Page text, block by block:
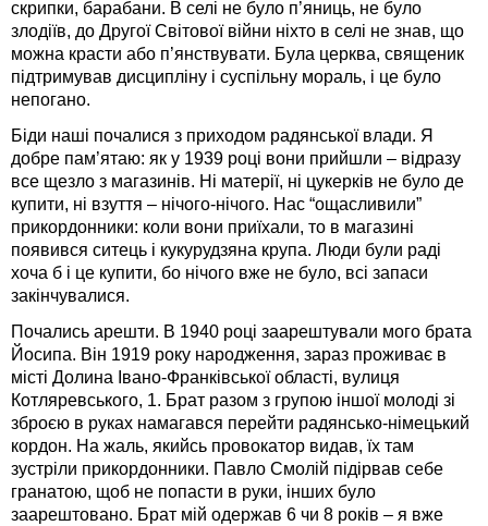
скрипки, барабани. В селі не було п’яниць, не було
злодіїв, до Другої Світової війни ніхто в селі не знав, що
можна красти або п’янствувати. Була церква, священик
підтримував дисципліну і суспільну мораль, і це було
непогано.
Біди наші почалися з приходом радянської влади. Я
добре пам’ятаю: як у 1939 році вони прийшли – відразу
все щезло з магазинів. Ні матерії, ні цукерків не було де
купити, ні взуття – нічого-нічого. Нас “ощасливили”
прикордонники: коли вони приїхали, то в магазині
появився ситець і кукурудзяна крупа. Люди були раді
хоча б і це купити, бо нічого вже не було, всі запаси
закінчувалися.
Почались арешти. В 1940 році заарештували мого брата
Йосипа. Він 1919 року народження, зараз проживає в
місті Долина Івано-Франківської області, вулиця
Котляревського, 1. Брат разом з групою іншої молоді зі
зброєю в руках намагався перейти радянсько-німецький
кордон. На жаль, якийсь провокатор видав, їх там
зустріли прикордонники. Павло Смолій підірвав себе
гранатою, щоб не попасти в руки, інших було
заарештовано. Брат мій одержав 6 чи 8 років – я вже